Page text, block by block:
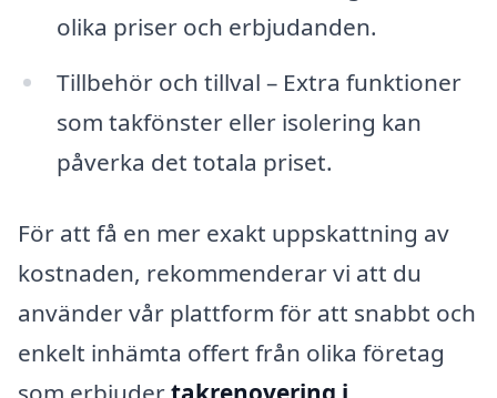
olika priser och erbjudanden.
Tillbehör och tillval – Extra funktioner
som takfönster eller isolering kan
påverka det totala priset.
För att få en mer exakt uppskattning av
kostnaden, rekommenderar vi att du
använder vår plattform för att snabbt och
enkelt inhämta offert från olika företag